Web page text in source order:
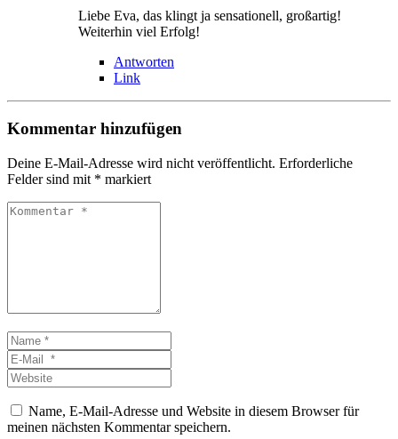
Liebe Eva, das klingt ja sensationell, großartig!
Weiterhin viel Erfolg!
Antworten
Link
Kommentar hinzufügen
Deine E-Mail-Adresse wird nicht veröffentlicht. Erforderliche
Felder sind mit * markiert
Kommentar
Name
*E-
Mail
*
Website
Name, E-Mail-Adresse und Website in diesem Browser für
meinen nächsten Kommentar speichern.